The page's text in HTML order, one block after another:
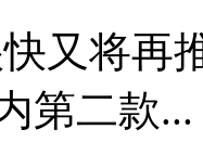
又将再
第二款...